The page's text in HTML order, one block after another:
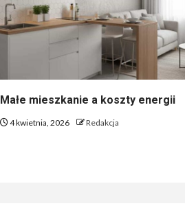
Małe mieszkanie a koszty energii
4 kwietnia, 2026 Redakcja